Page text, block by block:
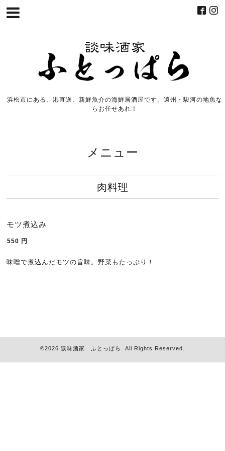
浜松市にある、港直送、新鮮魚介の海鮮居酒屋です。遠州・駿河の地魚な
らお任せあれ！
メニュー
肉料理
モツ煮込み
550 円
味噌で煮込んだモツの旨味。野菜もたっぷり！
©2026 談味酒家 ふとっぱら . All Rights Reserved.